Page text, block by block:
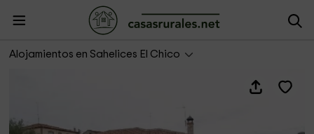
Alojamientos en Sahelices El Chico